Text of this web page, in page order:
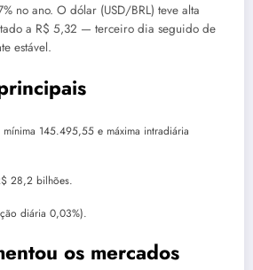
no ano. O dólar (USD/BRL) teve alta
a R$ 5,32 — terceiro dia seguido de
estável.
145.495,55 e máxima intradiária
28,2 bilhões.
diária 0,03%).
os mercados